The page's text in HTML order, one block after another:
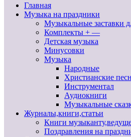
Главная
Музыка на праздники
Музыкальные заставки
Комплекты + —
Детская музыка
Минусовки
Музыка
Народные
Христианские
Инструментал
Аудиокниги
Музыкальные
Журналы,книги,статьи
Книги
Поздравления на